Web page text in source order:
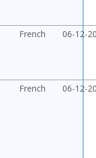
French 06-12-
French 06-12-